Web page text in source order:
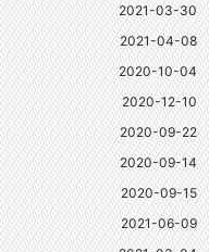
2021-03-30
2021-04-08
2020-10-04
2020-12-10
2020-09-22
2020-09-14
2020-09-15
2021-06-09